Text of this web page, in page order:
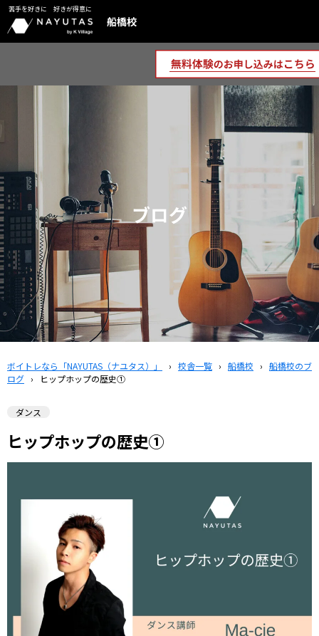
苦手を好きに 好きが得意に
船橋校
ブログ
ボイトレなら「NAYUTAS（ナユタス）」 › 校舎一覧 › 船橋校 › 船橋校のブ
ログ › ヒップホップの歴史➀
ダンス
ヒップホップの歴史➀